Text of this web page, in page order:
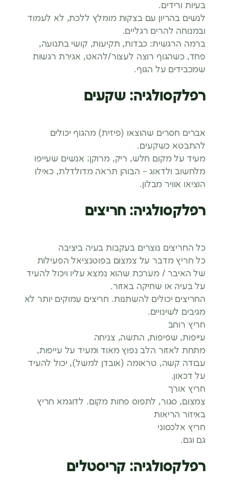
בעיות ורידים.
לנשים בהריון עם בצקות מומלץ ללכת, לא לעמוד
ובמנוחה להרים רגליים.
ברמה הרגשית: כבדות, תקיעוּת, קושי בתנועה,
פחד, כשהגוף רוצה לעצור/להאט, אגירת רגשות
שמכבידים על הגוף.
רפלקסולגיה: שקעים
אברים חסרים שהוצאו (פיזית) מהגוף יכולים
להתבטא כשקעים.
מעיד על מקום חלש, ריק, מרוקן; אנשים שעייפו
מלחשוב ולדאוג – הבוהן תראה מדולדלת, כאילו
הוציאו אוויר מבלון.
רפלקסולגיה: חריצים
כל החריצים נוצרים בעקבות בעיה ביציבה
כל חריץ מדבר על צמצום בפוטנציאל הפעילות
של האיבר / מערכת שהוא נמצא עליו ויכול להעיד
על בעיה או שחיקה באזור.
החריצים יכולים להשתנות. חריצים עמוקים יותר לא
מגיבים לשינויים.
חריץ רוחב
עייפות, שפיפות, התשה, צניחה
מתחת לאזור הלב נפוץ מאוד ומעיד על עייפות,
עבודה קשה, טראומה (אובדן למשל), יכול להעיד
על דכאון.
חריץ אורך
צמצום, סגור, לתפוס פחות מקום. לדוגמא חריץ
באיזור הריאות
חריץ אלכסוני
גם וגם.
רפלקסולגיה: קריסטלים